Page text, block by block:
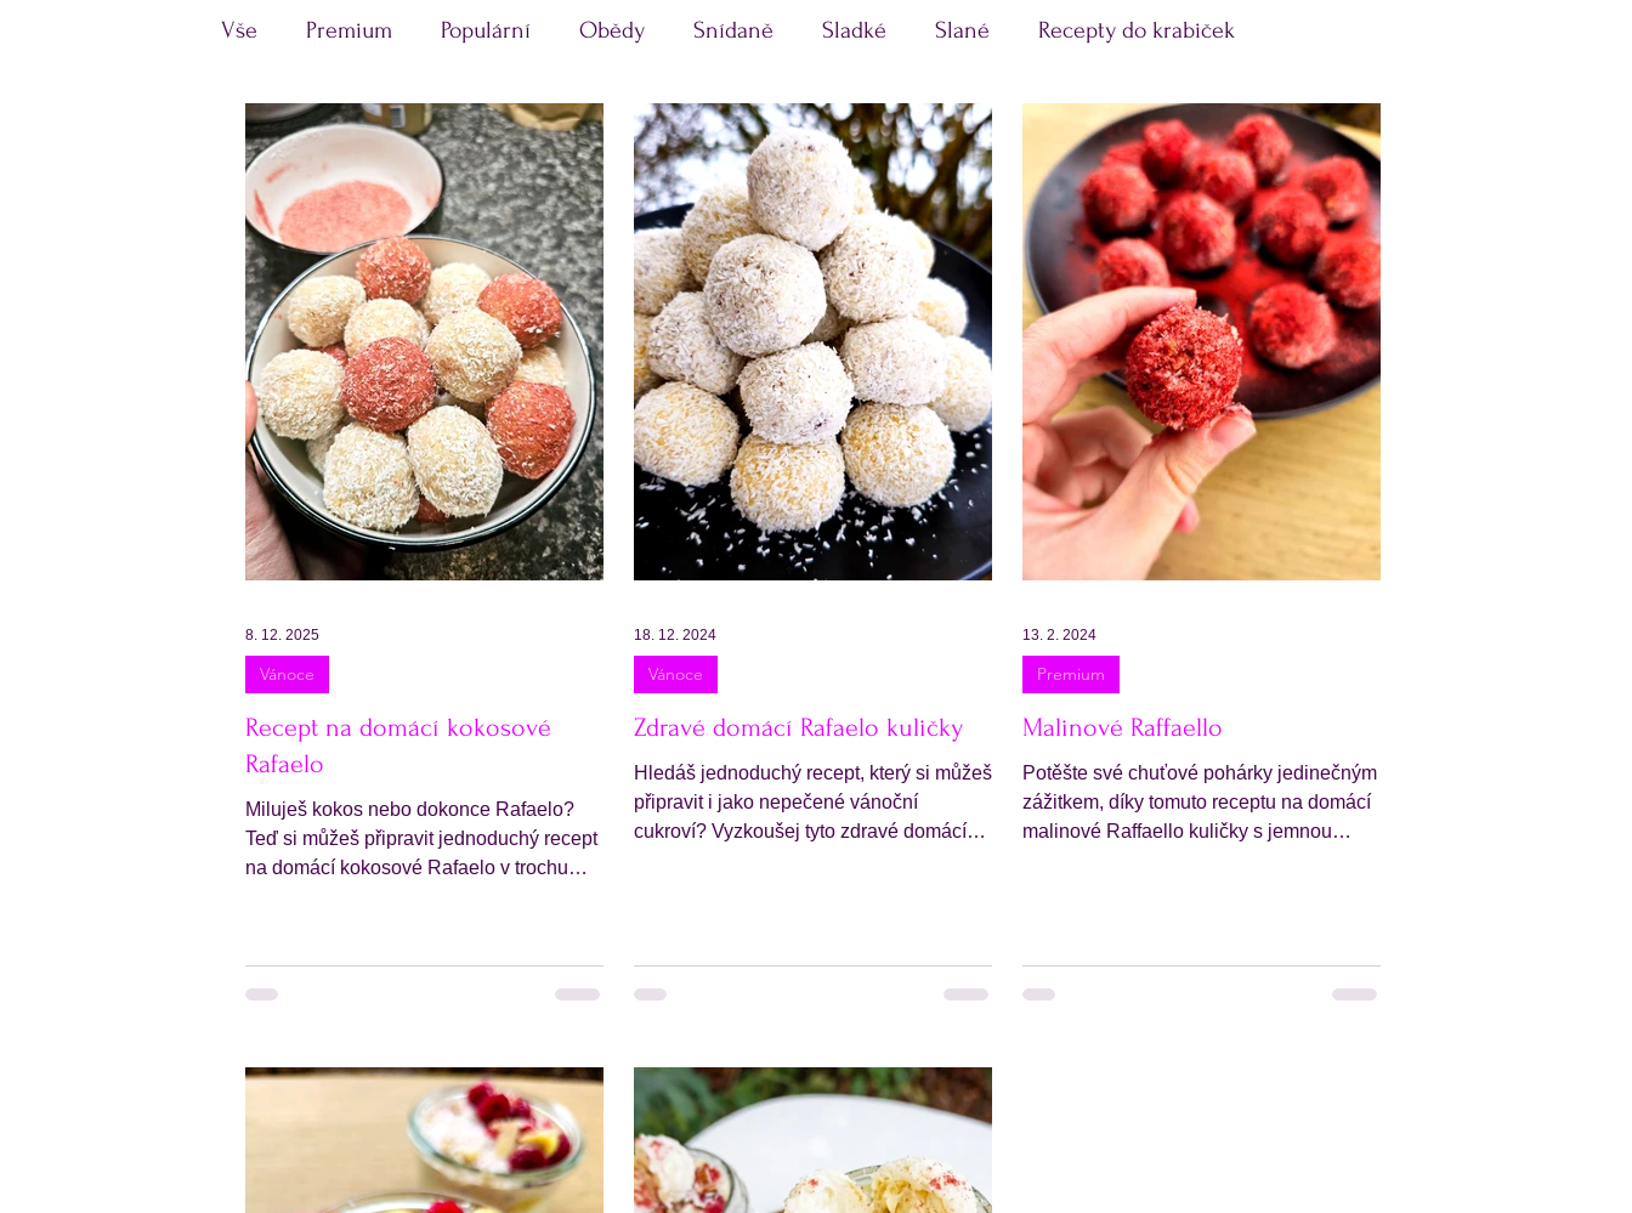
Vše Premium Populární Obědy Snídaně Sladké Slané Recepty do krabiček
Horkovzdušná fritéza Ukázkové jídelníčky Bez lepku Silvestrovské občerstvení Vánoce
Velikonoce Valentýn Testy receptů Pečení a vaření Příkladové jídelníčky na hubnutí
Obědový jídelníček Týdenní příkladový jídelníček Večeře Zmrzliny a sorbety Pečivo
Recept na domácí kokosové
Rafaelo
Miluješ kokos nebo dokonce Rafaelo?
Teď si můžeš připravit jednoduchý recept
na domácí kokosové Rafaelo v trochu
recept ti umožní připravit zdravější verzi
přidaných cukrů a konzervantů. S touto
domácí verzí si můžeš dopřát sladkost
Vánoce
8. 12. 2025
Zdravé domácí Rafaelo kuličky
Hledáš jednoduchý recept, který si můžeš
připravit i jako nepečené vánoční
cukroví? Vyzkoušej tyto zdravé domácí
Vánoce
18. 12. 2024
Malinové Raffaello
Potěšte své chuťové pohárky jedinečným
zážitkem, díky tomuto receptu na domácí
malinové Raffaello kuličky s jemnou
Premium
13. 2. 2024